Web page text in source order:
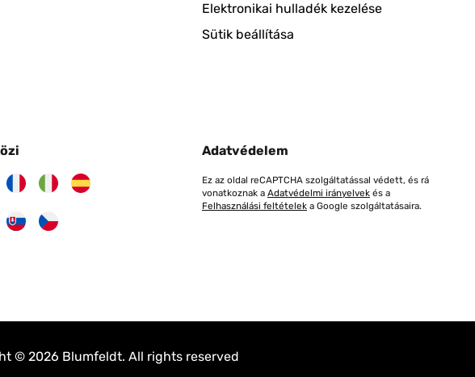
Elektronikai hulladék kezelése
Sütik beállítása
Adatvédelem
Ez az oldal reCAPTCHA szolgáltatással védett, és rá
vonatkoznak a Adatvédelmi irányelvek és a
Felhasználási feltételek a Google szolgáltatásaira.
© 2026 Blumfeldt. All rights reserved